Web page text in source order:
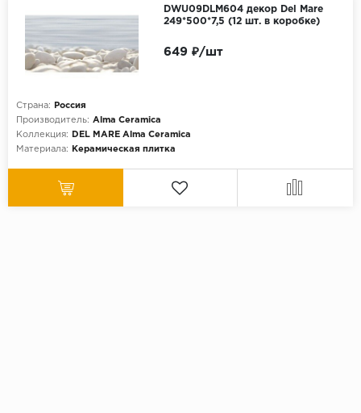
DWU09DLM604 декор Del Mare
249*500*7,5 (12 шт. в коробке)
Страна:
Россия
Производитель: Alma Ceramica
Коллекция:
DEL MARE Alma Ceramica
Материала:
Керамическая плитка
649 ₽/шт